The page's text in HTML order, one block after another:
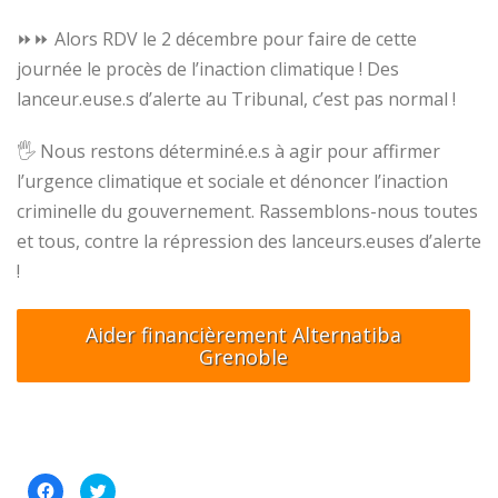
⏩ ⏩ Alors RDV le 2 décembre pour faire de cette
journée le procès de l’inaction climatique ! Des
lanceur.euse.s d’alerte au Tribunal, c’est pas normal !
🖐 Nous restons déterminé.e.s à agir pour affirmer
l’urgence climatique et sociale et dénoncer l’inaction
criminelle du gouvernement. Rassemblons-nous toutes
et tous, contre la répression des lanceurs.euses d’alerte
!
Aider financièrement Alternatiba
Grenoble
Cliquez Cliquez